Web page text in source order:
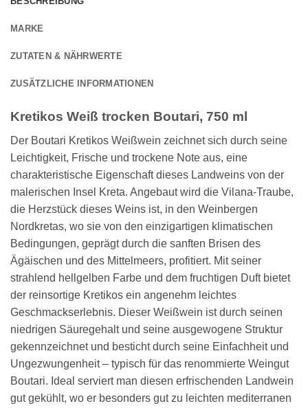
MARKE
ZUTATEN & NÄHRWERTE
ZUSÄTZLICHE INFORMATIONEN
Kretikos Weiß trocken Boutari, 750 ml
Der Boutari Kretikos Weißwein zeichnet sich durch seine
Leichtigkeit, Frische und trockene Note aus, eine
charakteristische Eigenschaft dieses Landweins von der
malerischen Insel Kreta. Angebaut wird die Vilana-Traube,
die Herzstück dieses Weins ist, in den Weinbergen
Nordkretas, wo sie von den einzigartigen klimatischen
Bedingungen, geprägt durch die sanften Brisen des
Ägäischen und des Mittelmeers, profitiert. Mit seiner
strahlend hellgelben Farbe und dem fruchtigen Duft bietet
der reinsortige Kretikos ein angenehm leichtes
Geschmackserlebnis. Dieser Weißwein ist durch seinen
niedrigen Säuregehalt und seine ausgewogene Struktur
gekennzeichnet und besticht durch seine Einfachheit und
Ungezwungenheit – typisch für das renommierte Weingut
Boutari. Ideal serviert man diesen erfrischenden Landwein
gut gekühlt, wo er besonders gut zu leichten mediterranen